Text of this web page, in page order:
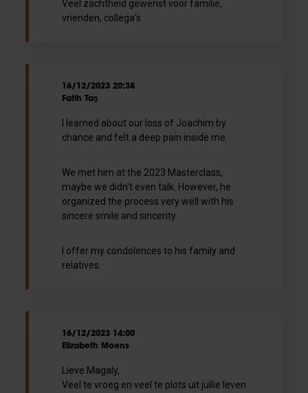
Veel zachtheid gewenst voor familie,
vrienden, collega's.
16/12/2023 20:38
Fatih Taş
I learned about our loss of Joachim by
chance and felt a deep pain inside me.
We met him at the 2023 Masterclass,
maybe we didn't even talk. However, he
organized the process very well with his
sincere smile and sincerity.
I offer my condolences to his family and
relatives.
16/12/2023 14:00
Elizabeth Moens
Lieve Magaly,
Veel te vroeg en veel te plots uit jullie leven